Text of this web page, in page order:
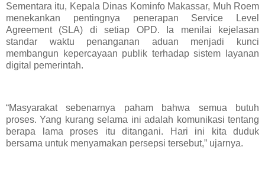
Sementara itu, Kepala Dinas Kominfo Makassar, Muh Roem
menekankan pentingnya penerapan Service Level
Agreement (SLA) di setiap OPD. Ia menilai kejelasan
standar waktu penanganan aduan menjadi kunci
membangun kepercayaan publik terhadap sistem layanan
digital pemerintah.
“Masyarakat sebenarnya paham bahwa semua butuh
proses. Yang kurang selama ini adalah komunikasi tentang
berapa lama proses itu ditangani. Hari ini kita duduk
bersama untuk menyamakan persepsi tersebut,” ujarnya.